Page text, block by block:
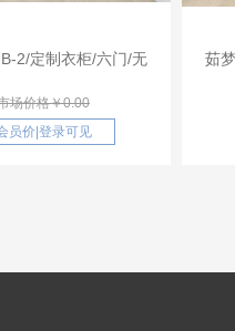
2/定制衣柜/六门/无
场价格￥0.00
员价 登录可见
茹